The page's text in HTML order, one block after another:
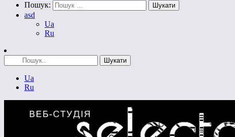
Пошук:
asd
Ua
Ru
Ua
Ru